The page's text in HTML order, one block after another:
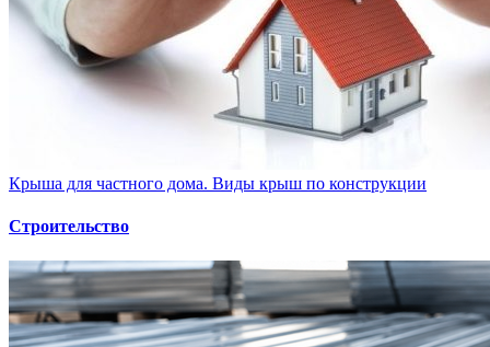
Крыша для частного дома. Виды крыш по конструкции
Строительство